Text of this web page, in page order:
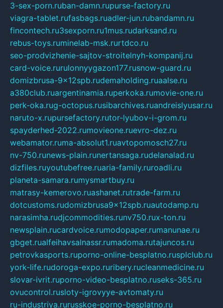
3-sex-porn.ruban-damn.rupurse-factory.ru
viagra-tablet.rufasbags.ruadler-jun.rubandamn.ru
fincontech.ru3sexporn.ru1mus.rudarksand.ru
rebus-toys.ruminelab-msk.rurtdco.ru
seo-prodvizhenie-sajtov-stroitelnyh-kompanij.ru
card-voice.rurulonnyygazon177.rusnow-guard.ru
domizbrusa-9x12spb.rudemaholding.ruaalse.ru
a380club.ruargentinamia.ruperkoka.rumovie-one.ru
perk-oka.rug-octopus.rusibarchives.ruandreislyusar.ru
naruto-x.rupursefactory.rutor-lyubov-i-grom.ru
spayderhed-2022.rumovieone.ruevro-dez.ru
webamator.ruma-absolut1.ruavtopomosch27.ru
nv-750.runews-plain.runertansaga.rudelanalad.ru
dizfiles.ruyoutubefree.ruaria-family.ruroadli.ru
planeta-samara.rumysmartbuy.ru
matrasy-kemerovo.ruashanet.rutrade-farm.ru
dotcustoms.rudomizbrusa9x12spb.ruautodamp.ru
narasimha.rudjcommodities.runv750.rux-ton.ru
newsplain.rucardvoice.rumodopaper.rumanunae.ru
gbget.rualfeihavsalnassr.rumadoma.rutajuncos.ru
petrovkasports.ruporno-online-besplatno.rusplclub.ru
york-life.rudoroga-expo.ruribery.rucleanmedicine.ru
slovar-ivrit.ruporno-video-besplatno.ruseks-365.ru
ovucontrol.rusloty-igrovyye-avtomaty.ru
ru-industriya.rurusskoe-porno-besplatno.ru